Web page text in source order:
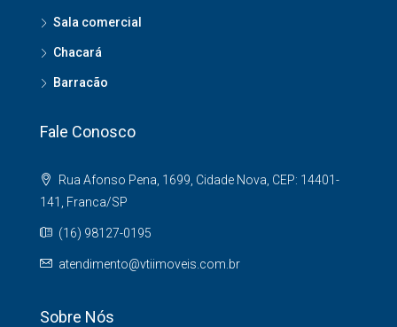
Sala comercial
Chacará
Barracão
Fale Conosco
Rua Afonso Pena, 1699, Cidade Nova, CEP: 14401-
141, Franca/SP
(16) 98127-0195
atendimento@vtiimoveis.com.br
Sobre Nós